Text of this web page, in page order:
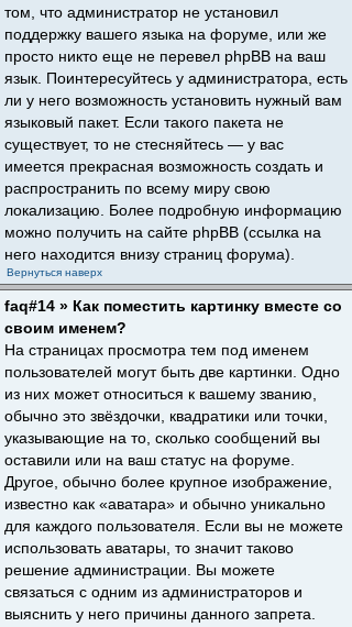
том, что администратор не установил
поддержку вашего языка на форуме, или же
просто никто еще не перевел phpBB на ваш
язык. Поинтересуйтесь у администратора, есть
ли у него возможность установить нужный вам
языковый пакет. Если такого пакета не
существует, то не стесняйтесь — у вас
имеется прекрасная возможность создать и
распространить по всему миру свою
локализацию. Более подробную информацию
можно получить на сайте phpBB (ссылка на
него находится внизу страниц форума).
Вернуться наверх
faq#14 » Как поместить картинку вместе со
своим именем?
На страницах просмотра тем под именем
пользователей могут быть две картинки. Одно
из них может относиться к вашему званию,
обычно это звёздочки, квадратики или точки,
указывающие на то, сколько сообщений вы
оставили или на ваш статус на форуме.
Другое, обычно более крупное изображение,
известно как «аватара» и обычно уникально
для каждого пользователя. Если вы не можете
использовать аватары, то значит таково
решение администрации. Вы можете
связаться с одним из администраторов и
выяснить у него причины данного запрета.